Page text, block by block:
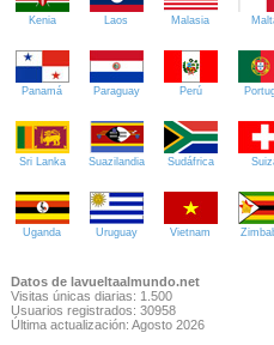
Kenia Laos Malasia
Panamá Paraguay Perú
Sri Lanka Suazilandia Sudáfrica
Uganda Uruguay Vietnam
Datos de lavueltaalmundo.net
Visitas únicas diarias: 1.500
Usuarios registrados: 30958
Última actualización: Agosto 2026